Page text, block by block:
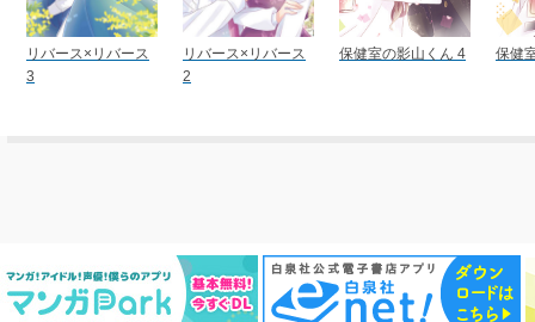
リバース×リバース
3
リバース×リバース
2
保健室の影山くん 4 保健